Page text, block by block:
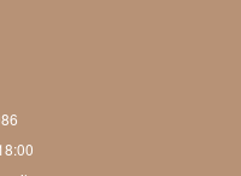
層，中分子進入
幫助鎖住水分，
橙)及花園派對